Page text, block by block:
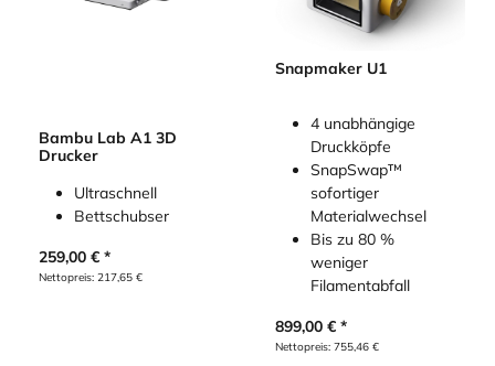
Bambu Lab A1 3D
Drucker
Ultraschnell
Bettschubser
259,00 €
Nettopreis: 217,65 €
Snapmaker U1
4 unabhängige
Druckköpfe
SnapSwap™
sofortiger
Materialwechsel
Bis zu 80 %
weniger
Filamentabfall
899,00€
Nettopreis: 755,46€